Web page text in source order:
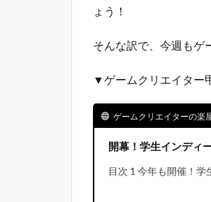
ょう！
そんな訳で、今週もゲ
▼ゲームクリエイター
ゲームクリエイターの楽
開幕！学生インディ
目次 1 今年も開催！